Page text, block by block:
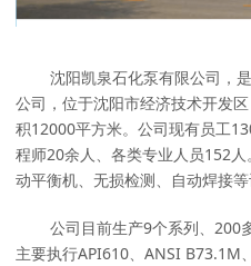
沈阳凯泉石化泵有限公司，
公司，位于沈阳市经济技术开发
积12000平方米。公司现有员工
程师20余人、各类专业人员152
动平衡机、无损检测、自动焊接等
公司目前生产9个系列、200
主要执行API610、ANSI B73.1M